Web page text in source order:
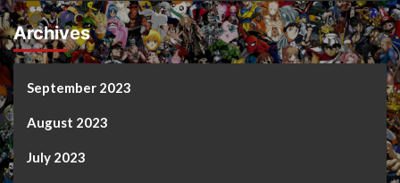
Archives
September 2023
August 2023
July 2023